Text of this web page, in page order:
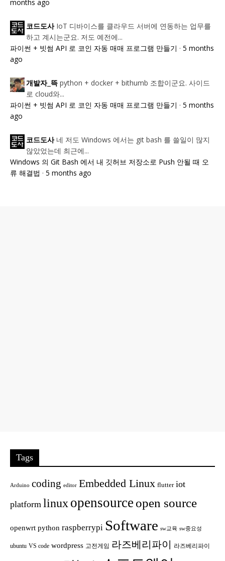
months ago
코드도사 IoT 디바이스를 클라우드 서버에 연동하는 업무를
하고 계시는군요. 저도 예전에...
파이썬 + 빗썸 API 로 코인 자동 매매 프로그램 만들기 · 5 months
ago
개발자_뜩 python + docker + bithumb 조합이군요. 사이드
로 cloud와...
파이썬 + 빗썸 API 로 코인 자동 매매 프로그램 만들기 · 5 months
ago
코드도사 네 저도 Windows 에서는 git bash 를 쓸일이 많지
않았었는데 최근에...
Windows 의 Git Bash 에서 내 깃허브 저장소로 Push 안될 때 오
류 해결법 · 5 months ago
Tags
Arduino coding editor Embedded Linux flutter iot
platform linux opensource open source
openwrt python raspberrypi Software sw교육 sw중요성
ubuntu VS code wordpress 고전게임 라즈베리파이 라즈베리파이